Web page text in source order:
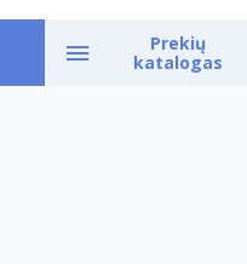
Prekių
katalogas